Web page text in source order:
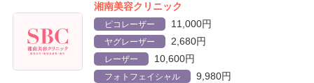
湘南美容クリニック
ピコレーザー 11,000円
ヤグレーザー 2,680円
レーザー 10,600円
フォトフェイシャル 9,980円